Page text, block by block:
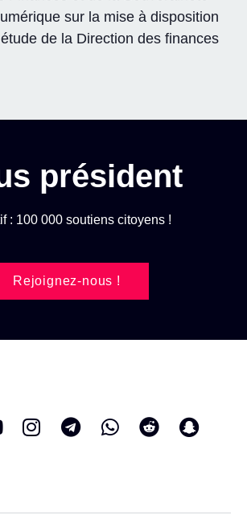
sur la mise à disposition
de la Direction des finances
président
: 100 000 soutiens citoyens !
Rejoignez-nous !